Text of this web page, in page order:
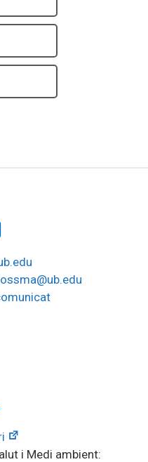
i Medi ambient: